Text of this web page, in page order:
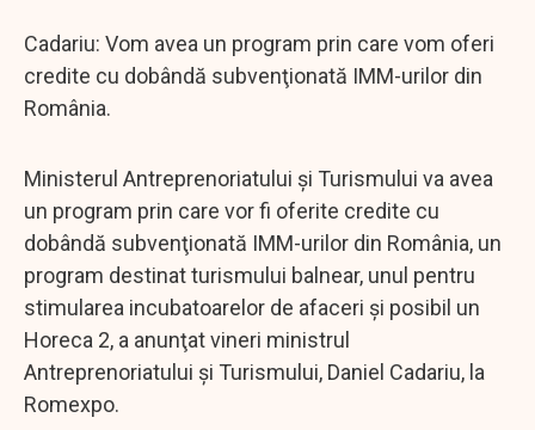
Cadariu: Vom avea un program prin care vom oferi
credite cu dobândă subvenţionată IMM-urilor din
România.
Ministerul Antreprenoriatului şi Turismului va avea
un program prin care vor fi oferite credite cu
dobândă subvenţionată IMM-urilor din România, un
program destinat turismului balnear, unul pentru
stimularea incubatoarelor de afaceri şi posibil un
Horeca 2, a anunţat vineri ministrul
Antreprenoriatului şi Turismului, Daniel Cadariu, la
Romexpo.